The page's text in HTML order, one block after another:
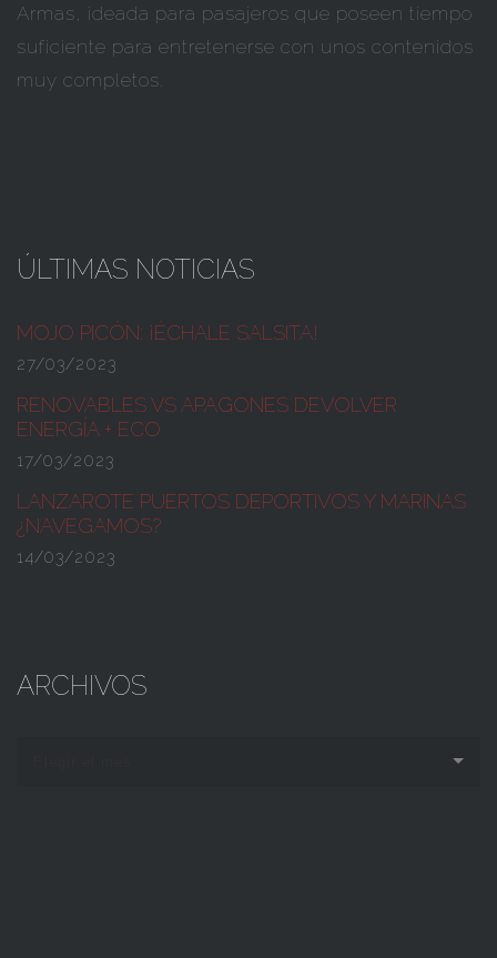
Armas, ideada para pasajeros que poseen tiempo
suficiente para entretenerse con unos contenidos
muy completos.
ÚLTIMAS NOTICIAS
MOJO PICÓN: ¡ÉCHALE SALSITA!
27/03/2023
RENOVABLES VS APAGONES DEVOLVER
ENERGÍA + ECO
17/03/2023
LANZAROTE PUERTOS DEPORTIVOS Y MARINAS
¿NAVEGAMOS?
14/03/2023
ARCHIVOS